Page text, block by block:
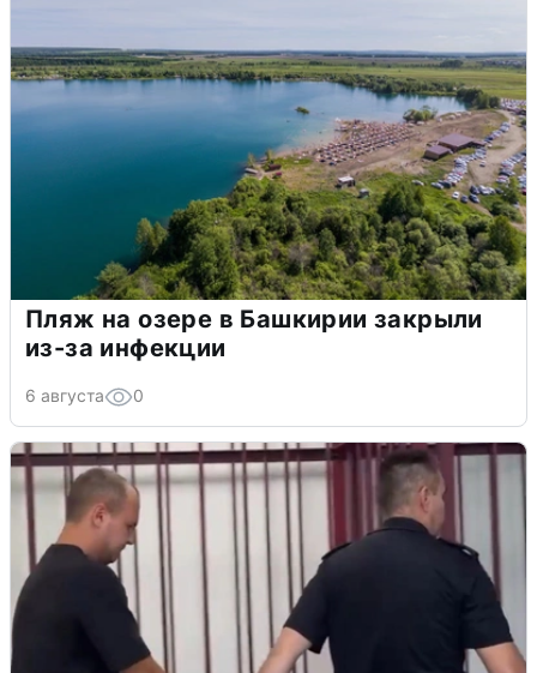
Пляж на озере в Башкирии закрыли
из-за инфекции
6 августа 0